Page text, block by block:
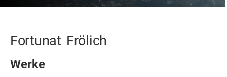
Fortunat Frölich
Werke